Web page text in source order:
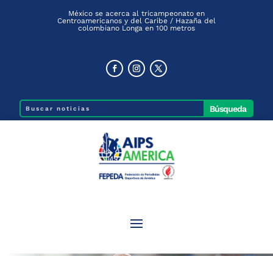
México se acerca al tricampeonato en
Centroamericanos y del Caribe / Hazaña del
colombiano Longa en 100 metros